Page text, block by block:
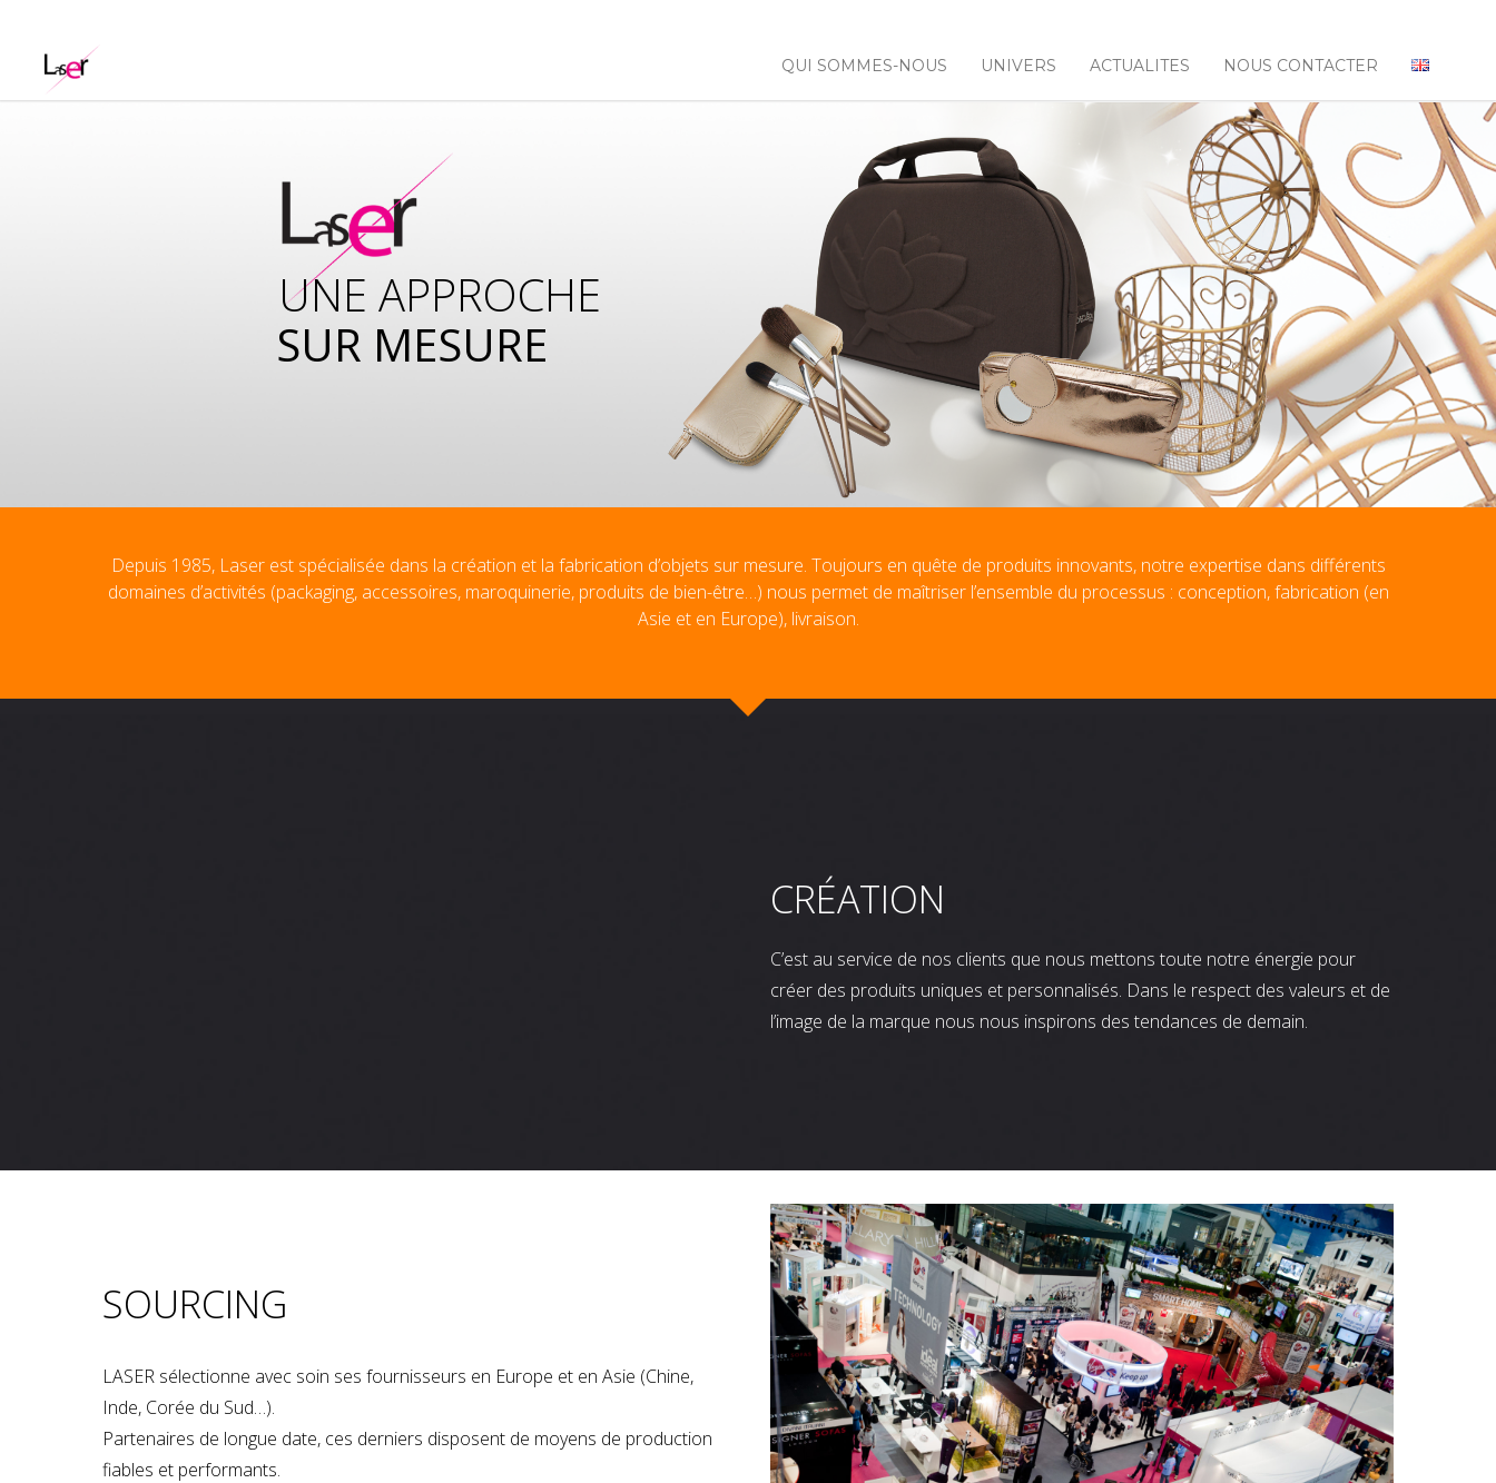
QUI SOMMES-NOUS UNIVERS ACTUALITES NOUS CONTACTER
SUR MESURE
UNE APPROCHE
Depuis 1985, Laser est spécialisée dans la création et la fabrication d’objets sur mesure. Toujours en quête de produits innovants, notre expertise dans différents
domaines d’activités (packaging, accessoires, maroquinerie, produits de bien-être…) nous permet de maîtriser l’ensemble du processus : conception, fabrication (en
Asie et en Europe), livraison.
CRÉATION
C’est au service de nos clients que nous mettons toute notre énergie pour
créer des produits uniques et personnalisés. Dans le respect des valeurs et de
l’image de la marque nous nous inspirons des tendances de demain.
SOURCING
LASER sélectionne avec soin ses fournisseurs en Europe et en Asie (Chine,
Inde, Corée du Sud…).
Partenaires de longue date, ces derniers disposent de moyens de production
fiables et performants.